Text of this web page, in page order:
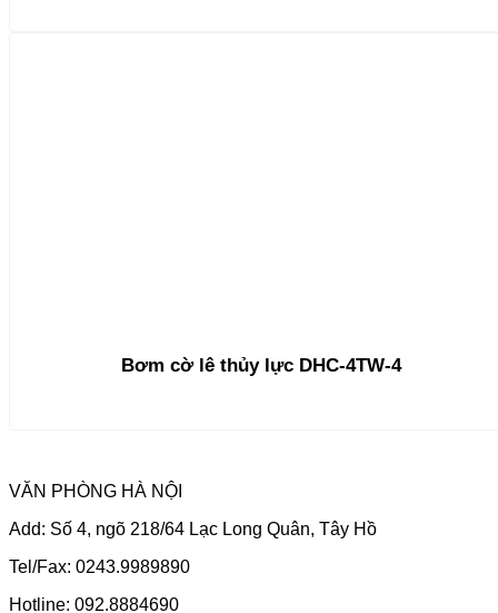
Bơm cờ lê thủy lực DHC-4TW-4
VĂN PHÒNG HÀ NỘI
Add: Số 4, ngõ 218/64 Lạc Long Quân, Tây Hồ
Tel/Fax: 0243.9989890
Hotline: 092.8884690